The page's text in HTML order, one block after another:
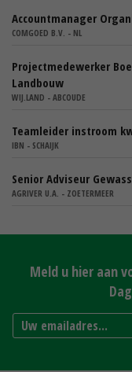
Accountmanager
COMGOED B.V. - NL
Projectmedewerker
Landbouw
WIJ.LAND - ABCOUDE
Teamleider instroom
IBN - SCHAIJK
Senior Adviseur
AGRIVER U.A. - ZOETERMEER
Meld u hier aan